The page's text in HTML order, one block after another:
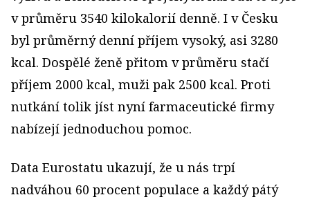
v průměru 3540 kilokalorií denně. I v Česku
byl průměrný denní příjem vysoký, asi 3280
kcal. Dospělé ženě přitom v průměru stačí
příjem 2000 kcal, muži pak 2500 kcal. Proti
nutkání tolik jíst nyní farmaceutické firmy
nabízejí jednoduchou pomoc.
Data Eurostatu ukazují, že u nás trpí
nadváhou 60 procent populace a každý pátý